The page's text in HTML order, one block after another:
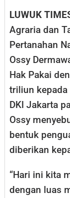
LUWUK
Agraria dan
Pertanahan
Ossy
Hak Pakai
triliun
DKI Jakarta
Ossy
bentuk
diberikan
“Hari ini kita
dengan luas